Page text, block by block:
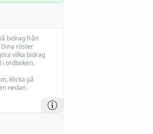
bidrag från
röster
vilka bidrag
i ordboken.
klicka på
nedan.